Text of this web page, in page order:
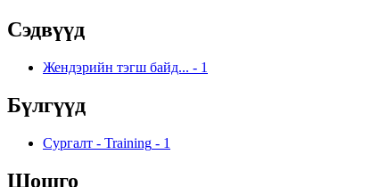
Сэдвүүд
Жендэрийн тэгш байд... - 1
Бүлгүүд
Сургалт - Training - 1
Шошго